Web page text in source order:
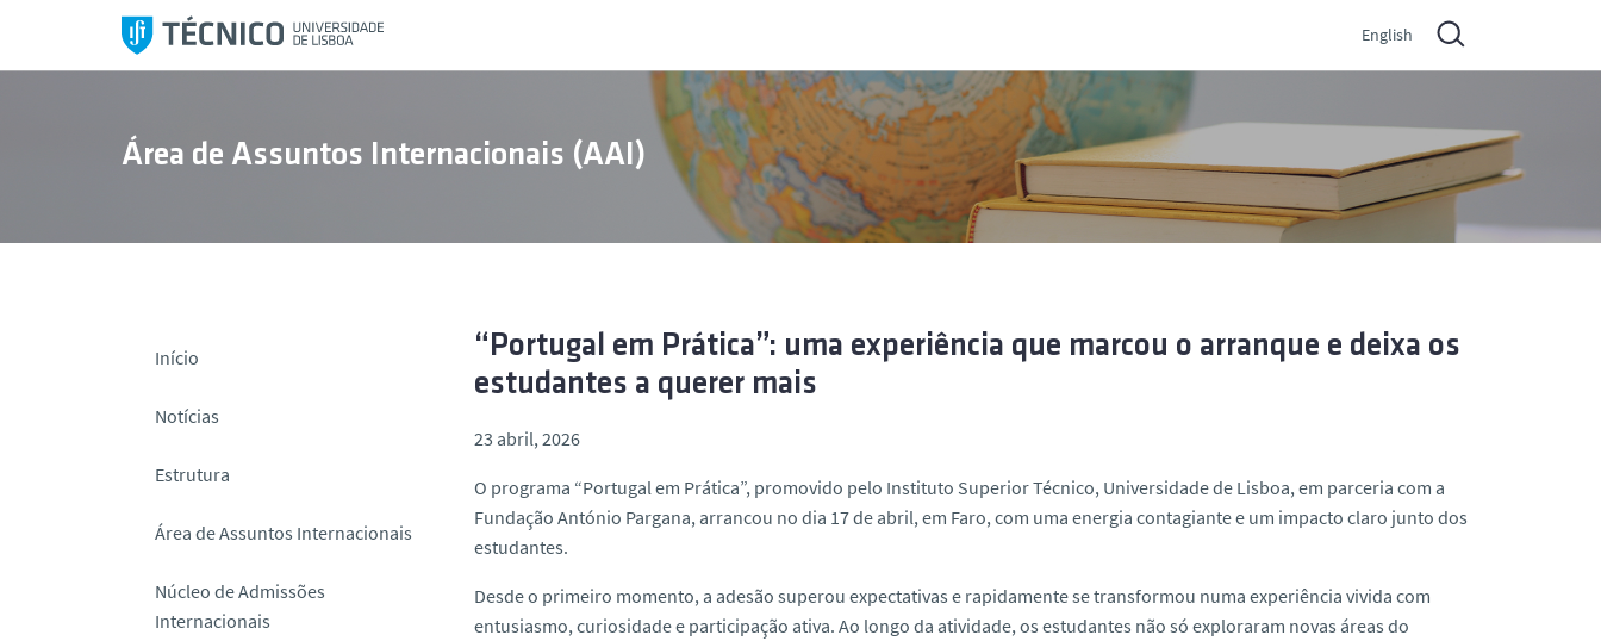
l
English
Área de Assuntos Internacionais (AAI)
Início
Notícias
Estrutura
Área de Assuntos Internacionais
Núcleo de Admissões
Internacionais
“Portugal em Prática”: uma experiência que marcou o arranque e deixa os
estudantes a querer mais
23 abril, 2026
O programa “Portugal em Prática”, promovido pelo Instituto Superior Técnico, Universidade de Lisboa, em parceria com a
Fundação António Pargana, arrancou no dia 17 de abril, em Faro, com uma energia contagiante e um impacto claro junto dos
estudantes.
Desde o primeiro momento, a adesão superou expectativas e rapidamente se transformou numa experiência vivida com
entusiasmo, curiosidade e participação ativa. Ao longo da atividade, os estudantes não só exploraram novas áreas do